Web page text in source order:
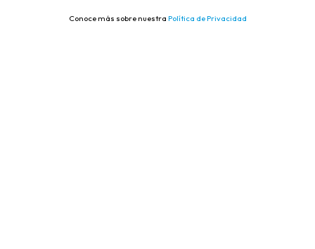
Conoce más sobre nuestra Política de Privacidad